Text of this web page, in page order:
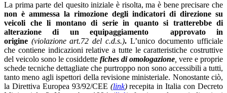
La prima parte del quesito iniziale è risolta, ma è bene precisare che
non è ammessa la rimozione degli indicatori di direzione su
veicoli che li montano di serie in quanto si tratterebbe di
alterazione di un equipaggiamento approvato in
origine (violazione art.72 del c.d.s.). L’unico documento ufficiale
che contiene indicazioni relative a tutte le caratteristiche costruttive
del veicolo sono le cosiddette fiches di omologazione vere e proprie
schede tecniche dettagliate che purtroppo non sono accessibili a tutti,
tanto meno agli ispettori della revisione ministeriale. Nonostante ciò,
la Direttiva Europea 93/92/CEE (link)recepita in Italia con Decreto